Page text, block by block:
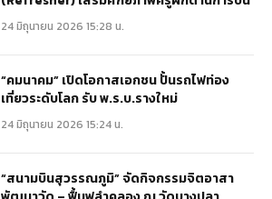
24 มิถุนายน 2026 15:28 น.
“คมนาคม” เปิดโอกาสเอกชน ปั้นรถไฟท่อง
เที่ยวระดับโลก รับ พ.ร.บ.รางใหม่
24 มิถุนายน 2026 15:24 น.
“สนามบินสุวรรณภูมิ” จัดกิจกรรมจิตอาสา